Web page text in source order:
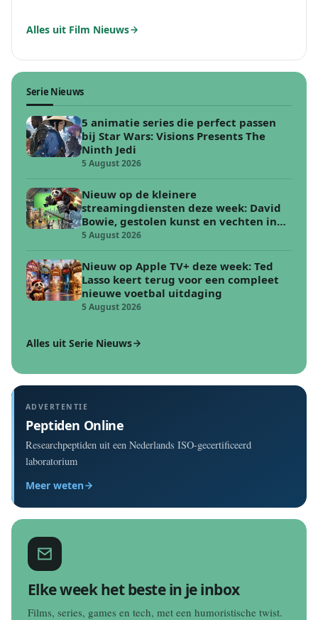
Alles uit Film Nieuws
Serie Nieuws
5 animatie series die perfect passen
bij Star Wars: Visions Presents The
Ninth Jedi
5 August 2026
Nieuw op de kleinere
streamingdiensten deze week: David
Bowie, gestolen kunst en vechten in
de woestijn
5 August 2026
Nieuw op Apple TV+ deze week: Ted
Lasso keert terug voor een compleet
nieuwe voetbal uitdaging
5 August 2026
Alles uit Serie Nieuws
ADVERTENTIE
Peptiden Online
Researchpeptiden uit een Nederlands ISO-gecertificeerd
laboratorium
Meer weten
Elke week het beste in je inbox
Films, series, games en tech, met een humoristische twist.